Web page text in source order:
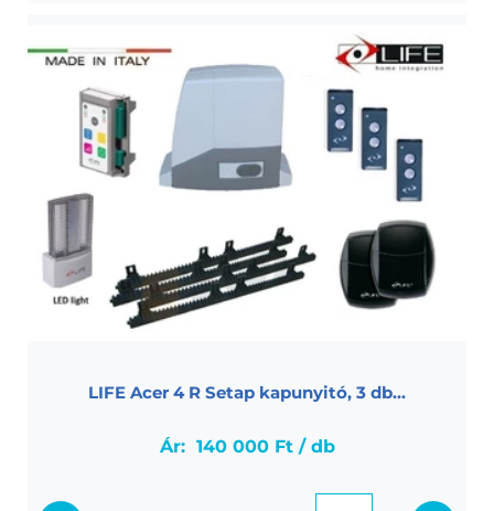
LIFE Acer 4 R Setap kapunyitó, 3 db...
Life Acer 4 R szett max 400 kg tolókapukhoz.,
fotocella pár, 4 méter fogasléc, 3 db távirányító
LIFE Acer 4 R Setap kapunyitó, 3 db...
Ár:140 000 Ft / db